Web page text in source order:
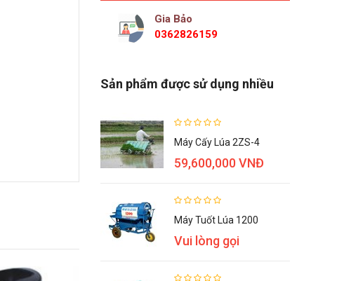
Gia Bảo
0362826159
Sản phẩm được sử dụng nhiều
Máy Cấy Lúa 2ZS-4
59,600,000 VNĐ
Máy Tuốt Lúa 1200
Vui lòng gọi